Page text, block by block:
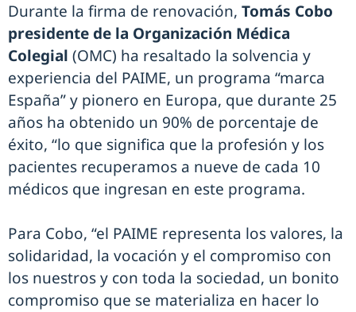
Durante la firma de renovación, Tomás Cobo
presidente de la Organización Médica
Colegial (OMC) ha resaltado la solvencia y
experiencia del PAIME, un programa “marca
España” y pionero en Europa, que durante 25
años ha obtenido un 90% de porcentaje de
éxito, “lo que significa que la profesión y los
pacientes recuperamos a nueve de cada 10
médicos que ingresan en este programa.
Para Cobo, “el PAIME representa los valores, la
solidaridad, la vocación y el compromiso con
los nuestros y con toda la sociedad, un bonito
compromiso que se materializa en hacer lo